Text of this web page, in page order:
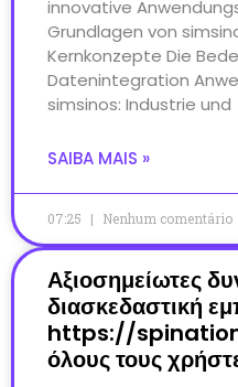
innovative
Grundlagen von
Kernkonzepte Die
Datenintegration
simsinos: Industrie und
SAIBA MAIS »
07:25 Nenhum comentário
Αξιοσημείωτες
διασκεδαστική
https://
όλους τους